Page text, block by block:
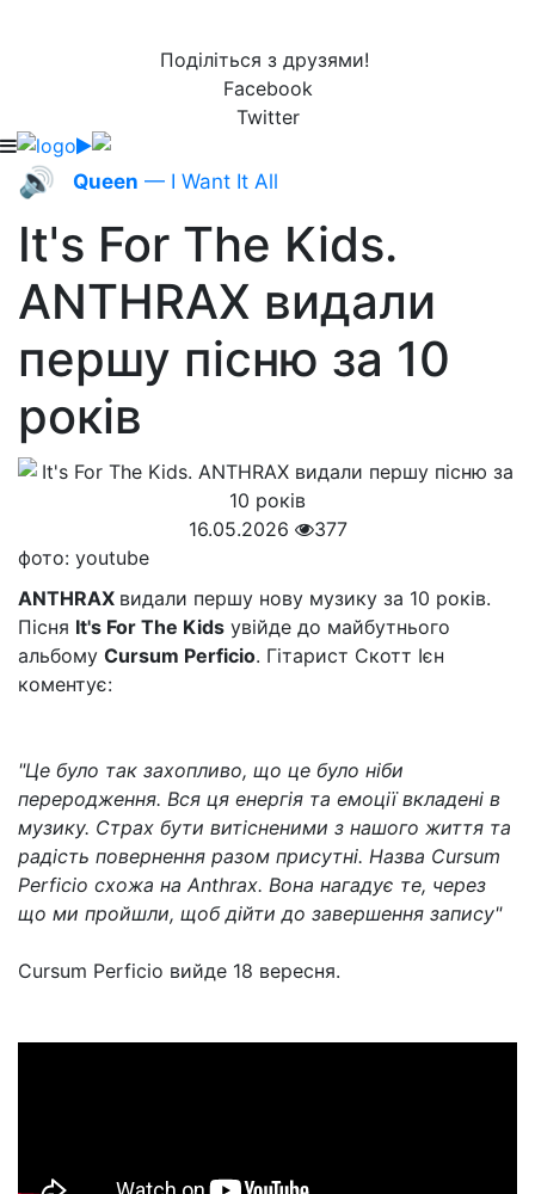
Поділіться з друзями!
Facebook
Twitter
🔊 Queen — I Want It All
It's For The Kids.
ANTHRAX видали
першу пісню за 10
років
16.05.2026
377
фото: youtube
ANTHRAX видали першу нову музику за 10 років.
Пісня It's For The Kids увійде до майбутнього
альбому Cursum Perficio. Гітарист Скотт Ієн
коментує:
"Це було так захопливо, що це було ніби
переродження. Вся ця енергія та емоції вкладені в
музику. Страх бути витісненими з нашого життя та
радість повернення разом присутні. Назва Cursum
Perficio схожа на Anthrax. Вона нагадує те, через
що ми пройшли, щоб дійти до завершення запису"
Cursum Perficio вийде 18 вересня.